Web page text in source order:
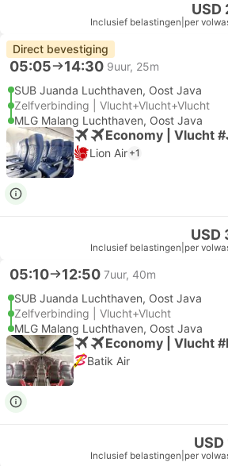
USD
Inclusief belastingen per
Direct bevestiging
05:05 14:30 9uur, 25m
SUB Juanda Luchthaven, Oost Java
Zelfverbinding | Vlucht+Vlucht+Vlucht
MLG Malang Luchthaven, Oost Java
Economy | Vlucht
Lion Air +1
USD
Inclusief belastingen per
05:10 12:50 7uur, 40m
SUB Juanda Luchthaven, Oost Java
Zelfverbinding | Vlucht+Vlucht
MLG Malang Luchthaven, Oost Java
Economy | Vlucht
Batik Air
Inclusief belastingen per